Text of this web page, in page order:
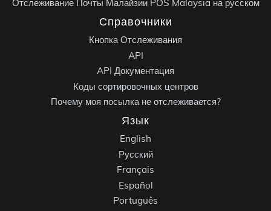
Отслеживание Почты Малайзии POS Malaysia на русском
Справочники
Кнопка Отслеживания
API
API Документация
Коды сортировочных центров
Почему моя посылка не отслеживается?
Язык
English
Русский
Français
Español
Português